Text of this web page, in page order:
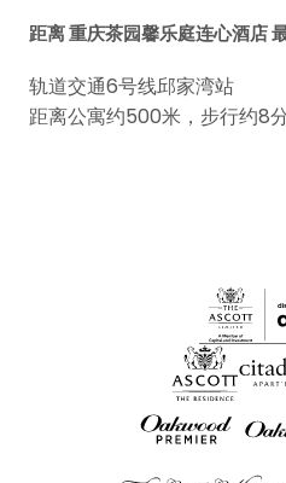
距离 重庆茶园馨乐庭连心酒店
轨道交通6号线邱家湾站
距离公寓约500米，步行约8